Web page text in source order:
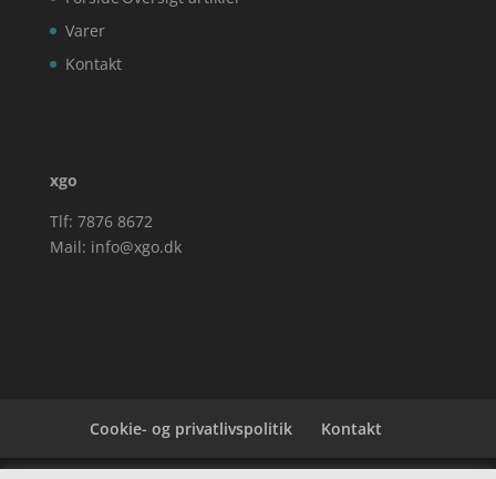
Varer
Kontakt
xgo
Tlf: 7876 8672
Mail: info@xgo.dk
Cookie- og privatlivspolitik Kontakt